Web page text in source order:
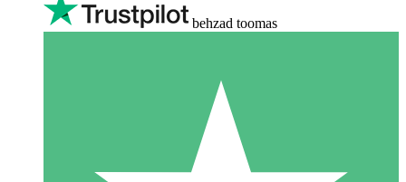
behzad toomas